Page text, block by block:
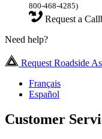
800-468-4285)
Request a
Need help?
Request Roadside
Français
Español
Customer